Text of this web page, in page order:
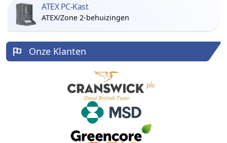
ATEX PC-Kast
ATEX/Zone 2-behuizingen
Onze Klanten